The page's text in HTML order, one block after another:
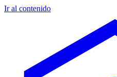
Ir al contenido